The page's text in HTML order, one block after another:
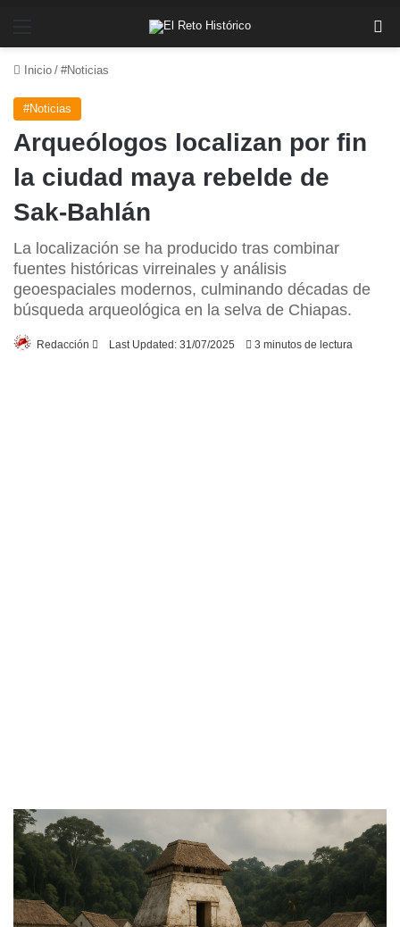
Inicio / #Noticias
#Noticias
Arqueólogos localizan por fin
la ciudad maya rebelde de
Sak-Bahlán
La localización se ha producido tras combinar
fuentes históricas virreinales y análisis
geoespaciales modernos, culminando décadas de
búsqueda arqueológica en la selva de Chiapas.
Redacción
Send
Last Updated: 31/07/2025 3 minutos de lectura